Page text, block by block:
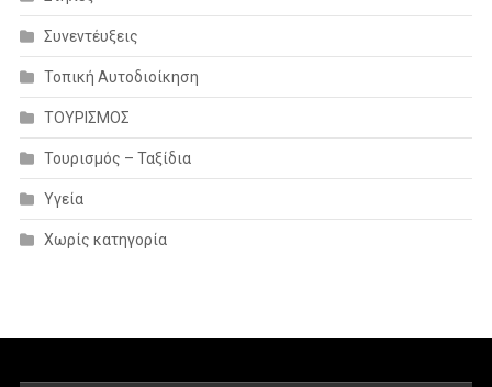
Συνεντέυξεις
Τοπική Αυτοδιοίκηση
ΤΟΥΡΙΣΜΟΣ
Τουρισμός – Ταξίδια
Υγεία
Χωρίς κατηγορία